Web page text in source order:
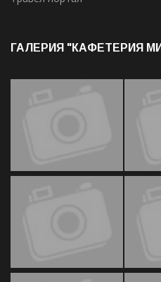
ГАЛЕРИЯ "КАФЕТЕРИЯ